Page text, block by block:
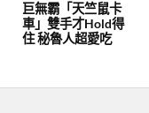
巨無霸「天竺鼠卡
車」雙手才Hold得
住 秘魯人超愛吃